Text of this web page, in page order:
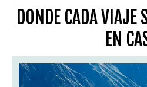
DONDE CADA VIAJE
EN